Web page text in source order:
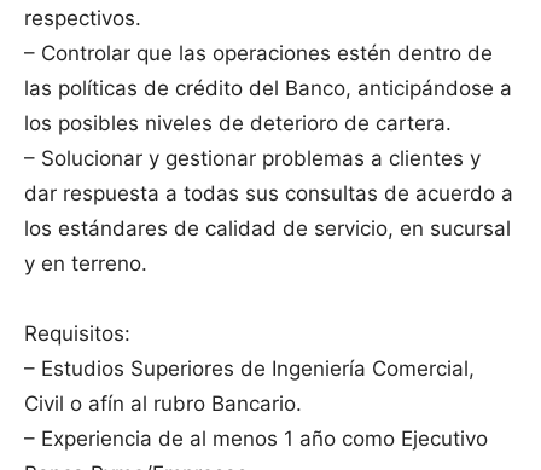
respectivos.
– Controlar que las operaciones estén dentro de
las políticas de crédito del Banco, anticipándose a
los posibles niveles de deterioro de cartera.
– Solucionar y gestionar problemas a clientes y
dar respuesta a todas sus consultas de acuerdo a
los estándares de calidad de servicio, en sucursal
y en terreno.
Requisitos:
– Estudios Superiores de Ingeniería Comercial,
Civil o afín al rubro Bancario.
– Experiencia de al menos 1 año como Ejecutivo